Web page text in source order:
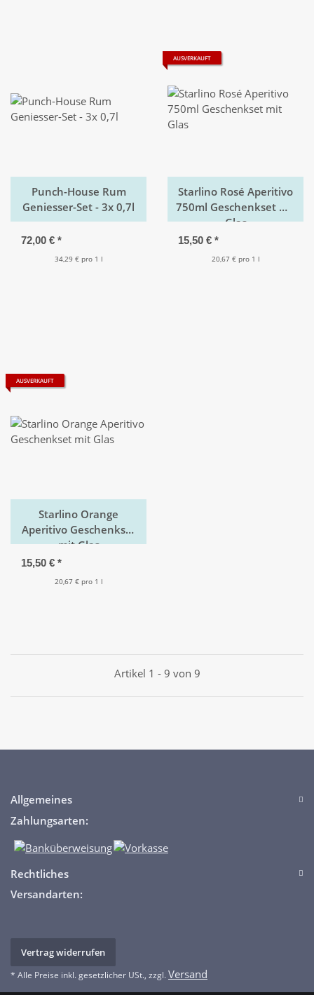
Punch-House Rum
Geniesser-Set - 3x 0,7l
72,00 € *
34,29 € pro 1 l
AUSVERKAUFT
Starlino Rosé Aperitivo
750ml Geschenkset mit
Glas
15,50 € *
20,67 € pro 1 l
AUSVERKAUFT
Starlino Orange
Aperitivo Geschenkset
mit Glas
15,50 € *
20,67 € pro 1 l
Artikel 1 - 9 von 9
Allgemeines
Zahlungsarten:
Rechtliches
Versandarten:
Vertrag widerrufen
* Alle Preise inkl. gesetzlicher USt., zzgl.Versand